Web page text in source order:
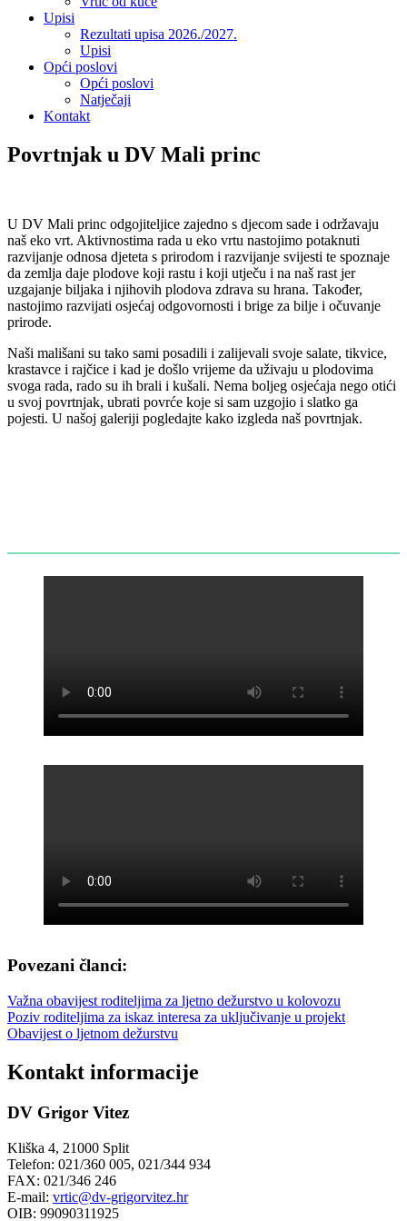
Upisi
Rezultati upisa 2026./2027.
Upisi
Opći poslovi
Opći poslovi
Natječaji
Kontakt
Povrtnjak u DV Mali princ
U DV Mali princ odgojiteljice zajedno s djecom sade i održavaju
naš eko vrt. Aktivnostima rada u eko vrtu nastojimo potaknuti
razvijanje odnosa djeteta s prirodom i razvijanje svijesti te spoznaje
da zemlja daje plodove koji rastu i koji utječu i na naš rast jer
uzgajanje biljaka i njihovih plodova zdrava su hrana. Također,
nastojimo razvijati osjećaj odgovornosti i brige za bilje i očuvanje
prirode.
Naši mališani su tako sami posadili i zalijevali svoje salate, tikvice,
krastavce i rajčice i kad je došlo vrijeme da uživaju u plodovima
svoga rada, rado su ih brali i kušali. Nema boljeg osjećaja nego otići
u svoj povrtnjak, ubrati povrće koje si sam uzgojio i slatko ga
pojesti. U našoj galeriji pogledajte kako izgleda naš povrtnjak.
Povezani članci:
Važna obavijest roditeljima za ljetno dežurstvo u kolovozu
Poziv roditeljima za iskaz interesa za uključivanje u projekt
Obavijest o ljetnom dežurstvu
Kontakt informacije
DV Grigor Vitez
Kliška 4, 21000 Split
Telefon: 021/360 005, 021/344 934
FAX: 021/346 246
E-mail: vrtic@dv-grigorvitez.hr
OIB: 99090311925